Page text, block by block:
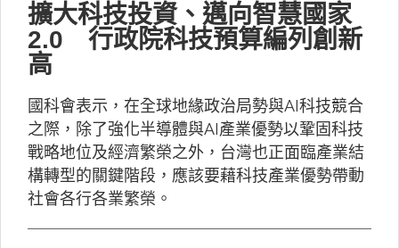
擴大科技投資、邁向智慧國家
2.0 行政院科技預算編列創新
高
國科會表示，在全球地緣政治局勢與AI科技競合
之際，除了強化半導體與AI產業優勢以鞏固科技
戰略地位及經濟繁榮之外，台灣也正面臨產業結
構轉型的關鍵階段，應該要藉科技產業優勢帶動
社會各行各業繁榮。